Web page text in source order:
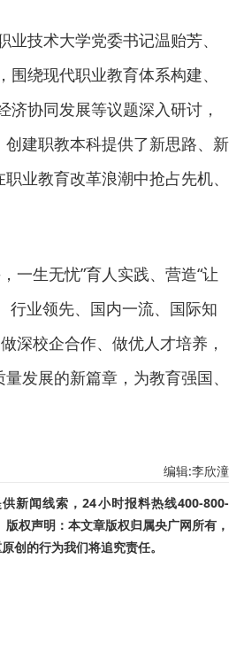
技术大学党委书记温贻芳、
绕现代职业教育体系构建、
协同发展等议题深入研讨，
创建职教本科提供了新思路、新
业教育改革浪潮中抢占先机、
一生无忧”育人实践、营造“让
行业领先、国内一流、国际知
深校企合作、做优人才培养，
发展的新篇章，为教育强国、
编辑:李欣潼
新闻线索，24小时报料热线400-800-
权声明：本文章版权归属央广网所有，
的行为我们将追究责任。